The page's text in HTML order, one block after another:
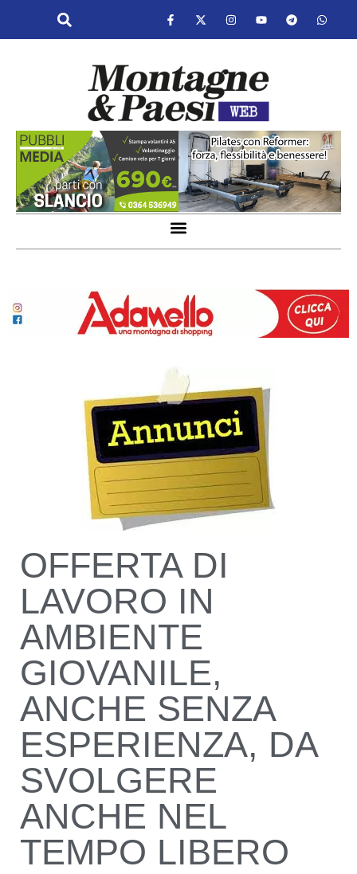
OFFERTA DI
LAVORO IN
AMBIENTE
GIOVANILE,
ANCHE SENZA
ESPERIENZA, DA
SVOLGERE
ANCHE NEL
TEMPO LIBERO